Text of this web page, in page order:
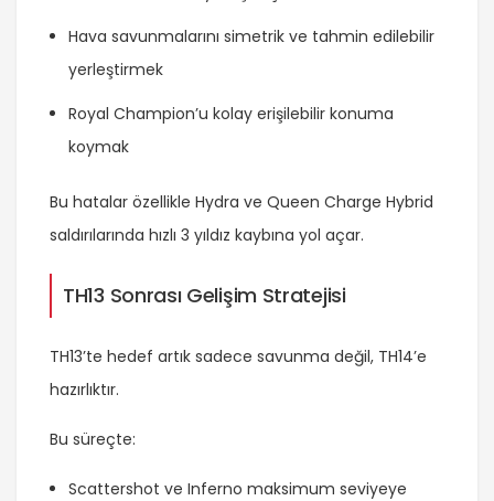
Hava savunmalarını simetrik ve tahmin edilebilir
yerleştirmek
Royal Champion’u kolay erişilebilir konuma
koymak
Bu hatalar özellikle Hydra ve Queen Charge Hybrid
saldırılarında hızlı 3 yıldız kaybına yol açar.
TH13 Sonrası Gelişim Stratejisi
TH13’te hedef artık sadece savunma değil, TH14’e
hazırlıktır.
Bu süreçte:
Scattershot ve Inferno maksimum seviyeye